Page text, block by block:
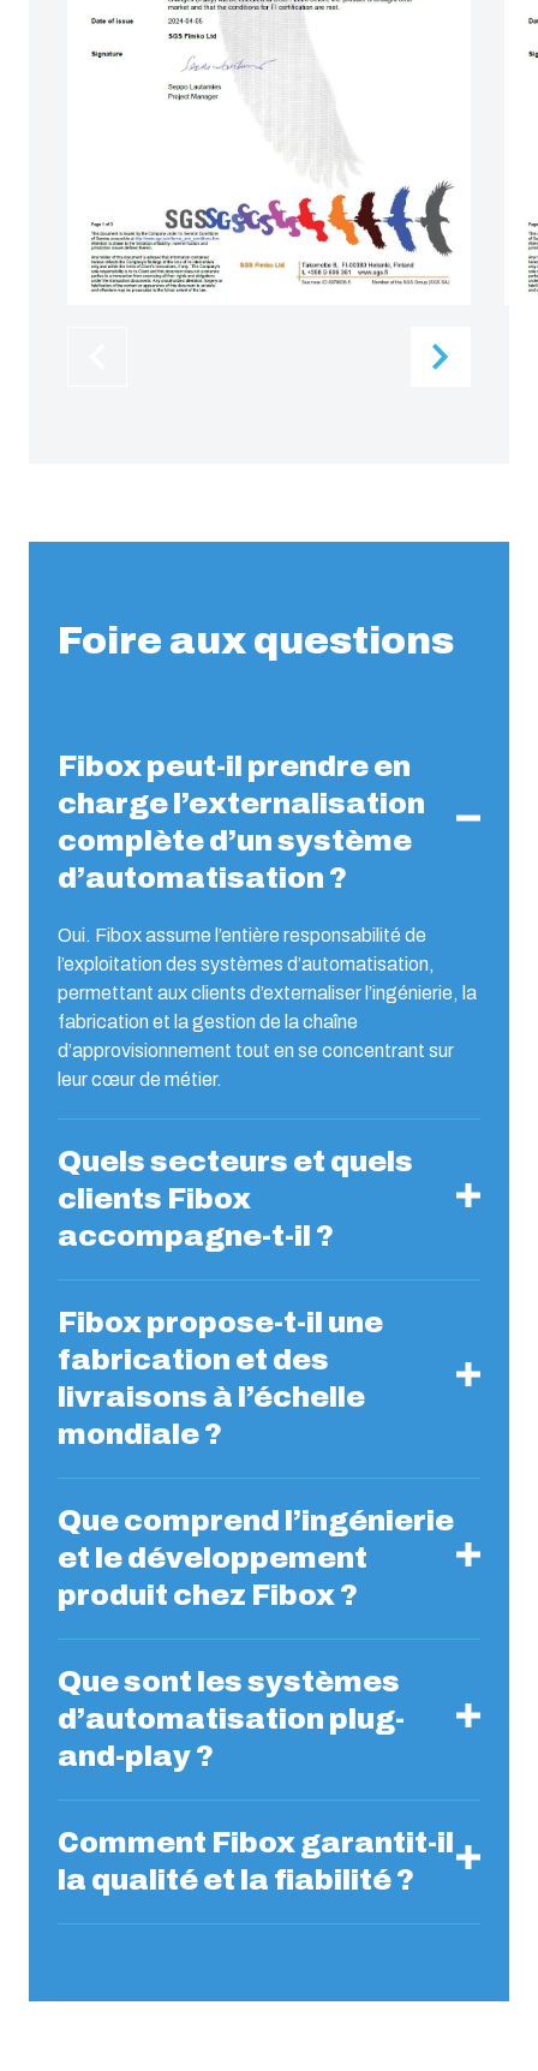
Foire aux questions
Fibox peut-il prendre en
charge l’externalisation
complète d’un système
d’automatisation ?
Oui. Fibox assume l’entière responsabilité de
l’exploitation des systèmes d’automatisation,
permettant aux clients d’externaliser l’ingénierie, la
fabrication et la gestion de la chaîne
d’approvisionnement tout en se concentrant sur
leur cœur de métier.
Quels secteurs et quels
clients Fibox
accompagne-t-il ?
Fibox propose-t-il une
fabrication et des
livraisons à l’échelle
mondiale ?
Que comprend l’ingénierie
et le développement
produit chez Fibox ?
Que sont les systèmes
d’automatisation plug-
and-play ?
Comment Fibox garantit-il
la qualité et la fiabilité ?